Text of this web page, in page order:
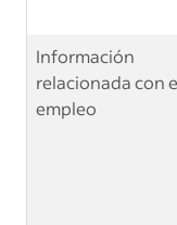
Información
relacionada con
empleo